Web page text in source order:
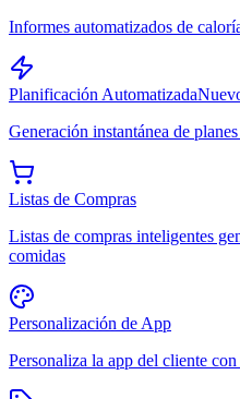
Informes automatizados de
Planificación Automatizada
Generación instantánea de
Listas de Compras
Listas de compras inteligentes
comidas
Personalización de App
Personaliza la app del cliente con